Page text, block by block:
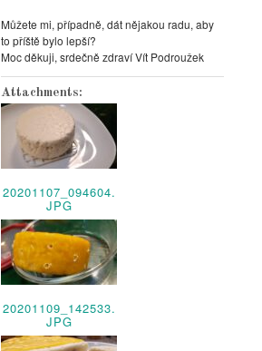
Můžete mi, případně, dát nějakou radu, aby
to příště bylo lepší?
Moc děkuji, srdečně zdraví Vít Podroužek
Attachments:
20201107_094604.
JPG
20201109_142533.
JPG